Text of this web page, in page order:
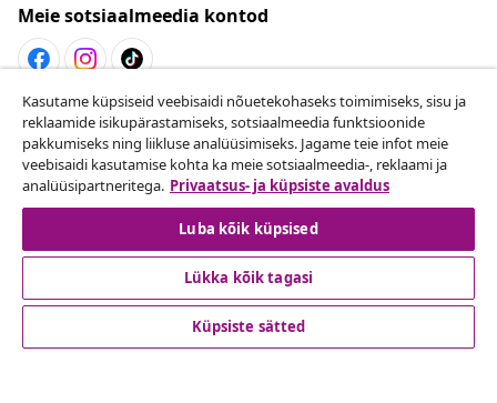
Meie sotsiaalmeedia kontod
Lepingust taganemine
Esita oma tellimuse kohta tagastamissoov.
Lepingust taganemine
Klienditeenindus
Kasutame küpsiseid veebisaidi nõuetekohaseks toimimiseks, sisu ja
reklaamide isikupärastamiseks, sotsiaalmeedia funktsioonide
pakkumiseks ning liikluse analüüsimiseks. Jagame teie infot meie
veebisaidi kasutamise kohta ka meie sotsiaalmeedia-, reklaami ja
analüüsipartneritega. Privaatsus- ja küpsiste avaldus
Luba kõik küpsised
Lükka kõik tagasi
Küpsiste sätted